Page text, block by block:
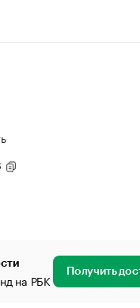
на РБК Получить